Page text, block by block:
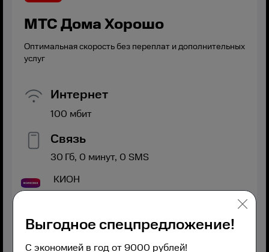
МТС Дома Хорошо
Оптимальная скорость без переплат и дополнительных
услуг
Интернет
100 мбит
Связь
30 Гб, 0 минут, 0 SMS
КИОН
Выгодное спецпредложение!
С экономией в год от 9000 рублей!